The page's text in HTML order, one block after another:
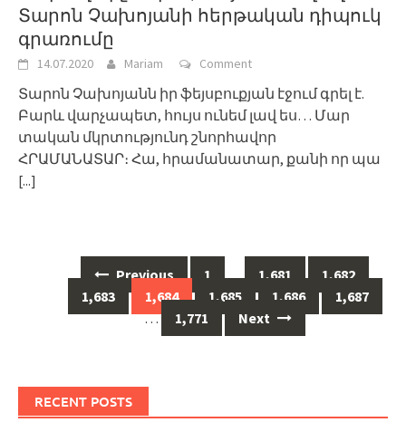
Տարոն Չախոյանի հերթական դիպուկ
գրառումը
14.07.2020 Mariam Comment
Տարոն Չախոյանն իր ֆեյսբուքյան էջում գրել է.
Բարև վարչապետ, հույս ունեմ լավ ես… Մար
տական մկրտությունդ շնորհավոր
ՀՐԱՄԱՆԱՏԱՐ։ Հա, հրամանատար, քանի որ պա
[...]
navigation
Previous 1 … 1,681
1,682
1,683
1,684 1,685 1,686
1,687
…
1,771 Next
RECENT POSTS